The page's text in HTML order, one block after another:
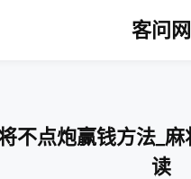
客问网
不点炮赢钱方法_
读